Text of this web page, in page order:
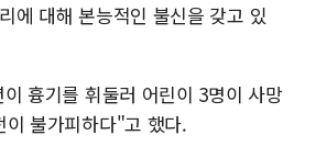
에 대해 본능적인 불신을 갖고 있
흉기를 휘둘러 어린이 3명이 사망
불가피하다"고 했다.